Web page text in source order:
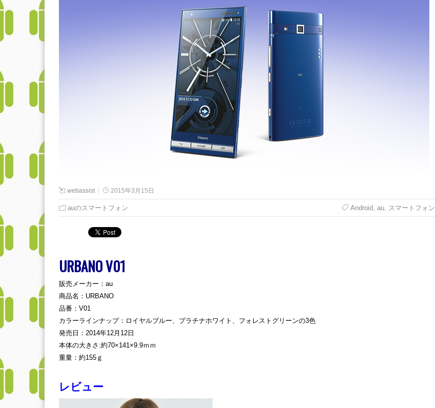
webassist 2015年3月15日
auのスマートフォン Android, au, スマートフォン
URBANO V01
販売メーカー：au
商品名：URBANO
品番：V01
カラーラインナップ：ロイヤルブルー、プラチナホワイト、フォレストグリーンの3色
発売日：2014年12月12日
本体の大きさ:約70×141×9.9ｍｍ
重量：約155ｇ
レビュー